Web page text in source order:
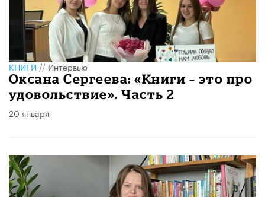
КНИГИ//Интервью
Оксана Сергеева: «Книги – это про
удовольствие». Часть 2
20 января